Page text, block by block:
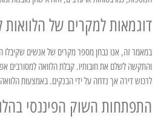
דוגמאות למקרים של הלוואות
במאמר זה, אנו נבחן מספר מקרים של אנשים שקיבלו
והתקשה לשלם את חובותיו. קבלת הלוואה למסורבים
לרכוש דירה אך נדחה על ידי הבנקים. באמצעות
התפתחות השוק הפיננסי